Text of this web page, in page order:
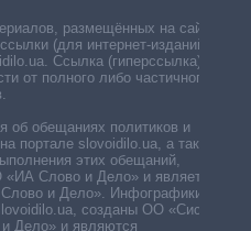
размещённых на сайте,
(для интернет-изданий —
Ссылка (гиперссылка)
от полного либо частичного
об обещаниях политиков и
портале slovoidilo.ua, а также
этих обещаний,
Слово и Дело» и является
и Дело». Инфографики,
созданы ОО «Система
и Дело» и являются